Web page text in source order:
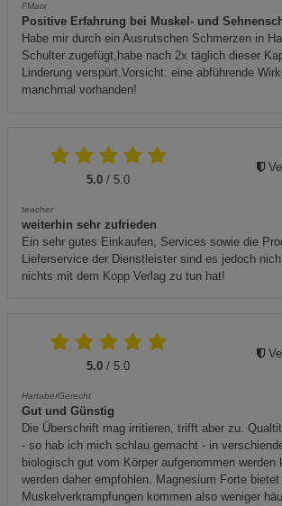
FMarx
Positive Erfahrung bei Muskel- und
Habe mir durch ein Ausrutschen Schmerzen in
Schulter zugefügt,habe nach 2x täglich dieser
Linderung verspürt.Vorsicht: eine abführende
manchmal vorhanden!
5.0 / 5.0
teacher
weiterhin sehr zufrieden
Ein sehr gutes Einkaufen, Services sowie die
Lieferservice der Dienstleister sind es jedoch
nichts mit dem Kopp Verlag zu tun hat!
5.0 / 5.0
HartaberGerecht
Gut und Günstig
Die Überschrift mag irritieren, trifft aber zu.
- so hab ich mich schlau gemacht - in
biologisch gut vom Körper aufgenommen werden
werden daher empfohlen. Magnesium Forte
Muskelverkrampfungen kommen also weniger